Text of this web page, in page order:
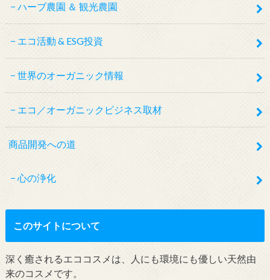
ハーブ農園 ＆ 観光農園
エコ活動 & ESG投資
世界のオーガニック情報
エコ／オーガニックビジネス取材
商品開発への道
心の浄化
このサイトについて
深く癒されるエココスメは、人にも環境にも優しい天然由
来のコスメです。